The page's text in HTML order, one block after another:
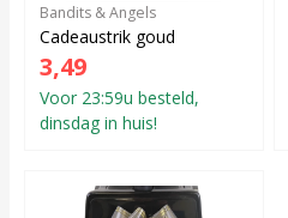
Bandits & Angels
Cadeaustrik goud
3,49
Voor 23:59u besteld,
dinsdag in huis!